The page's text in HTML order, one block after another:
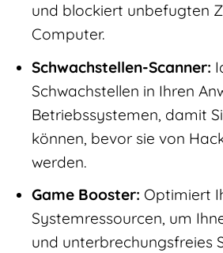
und blockiert unbefugten
Computer.
Schwachstellen-Scanner:
Schwachstellen in Ihren
Betriebssystemen, damit
können, bevor sie von
werden.
Game Booster: Optimiert
Systemressourcen, um
und unterbrechungsfreies